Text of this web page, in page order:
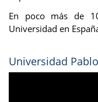
En poco más de
Universidad en
Universidad